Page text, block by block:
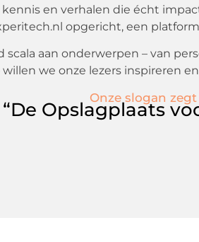
en verhalen die écht
opgericht, een
scala aan onderwerpen – van
we onze lezers inspireren
Onze slogan
“De Opslagplaats